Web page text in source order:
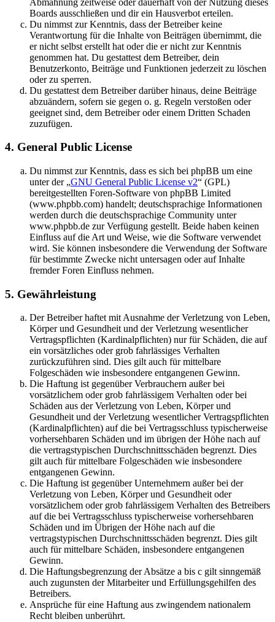
Boards ausschließen und dir ein Hausverbot erteilen.
Du nimmst zur Kenntnis, dass der Betreiber keine
Verantwortung für die Inhalte von Beiträgen übernimmt, die
er nicht selbst erstellt hat oder die er nicht zur Kenntnis
genommen hat. Du gestattest dem Betreiber, dein
Benutzerkonto, Beiträge und Funktionen jederzeit zu löschen
oder zu sperren.
Du gestattest dem Betreiber darüber hinaus, deine Beiträge
abzuändern, sofern sie gegen o. g. Regeln verstoßen oder
geeignet sind, dem Betreiber oder einem Dritten Schaden
zuzufügen.
4. General Public License
Du nimmst zur Kenntnis, dass es sich bei phpBB um eine
unter der „GNU General Public License v2“ (GPL)
bereitgestellten Foren-Software von phpBB Limited
(www.phpbb.com) handelt; deutschsprachige Informationen
werden durch die deutschsprachige Community unter
www.phpbb.de zur Verfügung gestellt. Beide haben keinen
Einfluss auf die Art und Weise, wie die Software verwendet
wird. Sie können insbesondere die Verwendung der Software
für bestimmte Zwecke nicht untersagen oder auf Inhalte
fremder Foren Einfluss nehmen.
5. Gewährleistung
Der Betreiber haftet mit Ausnahme der Verletzung von Leben,
Körper und Gesundheit und der Verletzung wesentlicher
Vertragspflichten (Kardinalpflichten) nur für Schäden, die auf
ein vorsätzliches oder grob fahrlässiges Verhalten
zurückzuführen sind. Dies gilt auch für mittelbare
Folgeschäden wie insbesondere entgangenen Gewinn.
Die Haftung ist gegenüber Verbrauchern außer bei
vorsätzlichem oder grob fahrlässigem Verhalten oder bei
Schäden aus der Verletzung von Leben, Körper und
Gesundheit und der Verletzung wesentlicher Vertragspflichten
(Kardinalpflichten) auf die bei Vertragsschluss typischerweise
vorhersehbaren Schäden und im übrigen der Höhe nach auf
die vertragstypischen Durchschnittsschäden begrenzt. Dies
gilt auch für mittelbare Folgeschäden wie insbesondere
entgangenen Gewinn.
Die Haftung ist gegenüber Unternehmern außer bei der
Verletzung von Leben, Körper und Gesundheit oder
vorsätzlichem oder grob fahrlässigem Verhalten des Betreibers
auf die bei Vertragsschluss typischerweise vorhersehbaren
Schäden und im Übrigen der Höhe nach auf die
vertragstypischen Durchschnittsschäden begrenzt. Dies gilt
auch für mittelbare Schäden, insbesondere entgangenen
Gewinn.
Die Haftungsbegrenzung der Absätze a bis c gilt sinngemäß
auch zugunsten der Mitarbeiter und Erfüllungsgehilfen des
Betreibers.
Ansprüche für eine Haftung aus zwingendem nationalem
Recht bleiben unberührt.